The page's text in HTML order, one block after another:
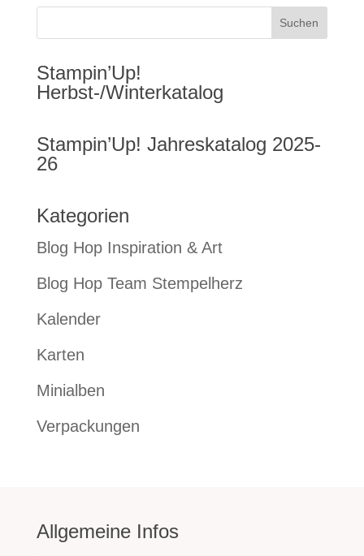
Stampin’Up!
Herbst-/Winterkatalog
Stampin’Up! Jahreskatalog 2025-
26
Kategorien
Blog Hop Inspiration & Art
Blog Hop Team Stempelherz
Kalender
Karten
Minialben
Verpackungen
Allgemeine Infos